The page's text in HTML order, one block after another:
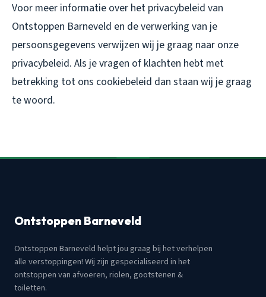
Voor meer informatie over het privacybeleid van
Ontstoppen Barneveld en de verwerking van je
persoonsgegevens verwijzen wij je graag naar onze
privacybeleid. Als je vragen of klachten hebt met
betrekking tot ons cookiebeleid dan staan wij je graag
te woord.
Ontstoppen Barneveld
Ontstoppen Barneveld helpt jou graag bij het verhelpen
alle verstoppingen! Wij zijn gespecialiseerd in het
ontstoppen van afvoeren, riolen, gootstenen &
toiletten.